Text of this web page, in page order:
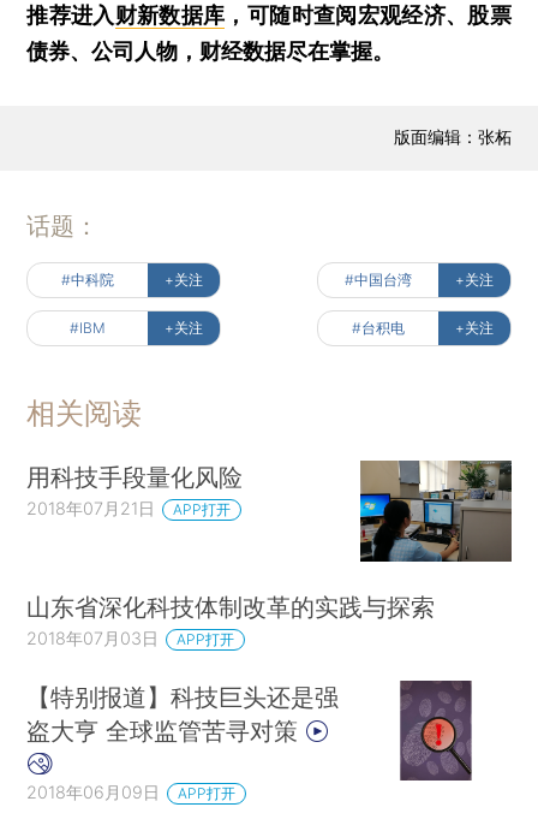
推荐进入财新数据库 ，可随时查阅宏观经济、股票
债券、公司人物，财经数据尽在掌握。
版面编辑：张柘
话题：
#中科院 +关注 #中国台湾 +关注
#IBM +关注 #台积电 +关注
相关阅读
用科技手段量化风险
2018年07月21日 APP打开
山东省深化科技体制改革的实践与探索
2018年07月03日 APP打开
【特别报道】科技巨头还是强
盗大亨 全球监管苦寻对策
2018年06月09日 APP打开